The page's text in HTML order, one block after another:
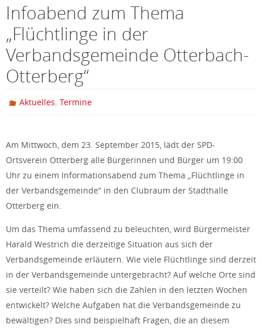
Infoabend zum Thema
„Flüchtlinge in der
Verbandsgemeinde Otterbach-
Otterberg“
Aktuelles,Termine
Am Mittwoch, dem 23. September 2015, lädt der SPD-
Ortsverein Otterberg alle Bürgerinnen und Bürger um 19:00
Uhr zu einem Informationsabend zum Thema „Flüchtlinge in
der Verbandsgemeinde“ in den Clubraum der Stadthalle
Otterberg ein.
Um das Thema umfassend zu beleuchten, wird Bürgermeister
Harald Westrich die derzeitige Situation aus sich der
Verbandsgemeinde erläutern. Wie viele Flüchtlinge sind derzeit
in der Verbandsgemeinde untergebracht? Auf welche Orte sind
sie verteilt? Wie haben sich die Zahlen in den letzten Wochen
entwickelt? Welche Aufgaben hat die Verbandsgemeinde zu
bewältigen? Dies sind beispielhaft Fragen, die an diesem